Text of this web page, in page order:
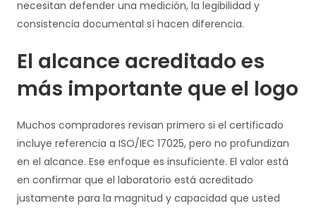
necesitan defender una medición, la legibilidad y
consistencia documental sí hacen diferencia.
El alcance acreditado es
más importante que el logo
Muchos compradores revisan primero si el certificado
incluye referencia a ISO/IEC 17025, pero no profundizan
en el alcance. Ese enfoque es insuficiente. El valor está
en confirmar que el laboratorio está acreditado
justamente para la magnitud y capacidad que usted